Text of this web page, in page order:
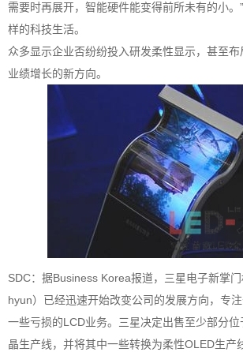
需要时再展开，智能硬件能变得前所未有的小。
样的科技生活。
众多显示企业否纷纷投入研发柔性显示，甚至
业绩增长的新方向。
SDC：据Business Korea报道，三星电子新掌
hyun）已经迅速开始改变公司的发展方向，专
一些亏损的LCD业务。三星决定出售至少部分
晶生产线，并将其中一些转换为柔性OLED生产